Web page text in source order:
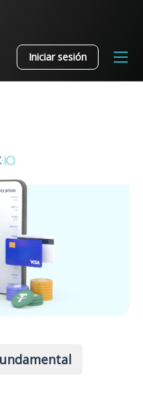
Iniciar sesión